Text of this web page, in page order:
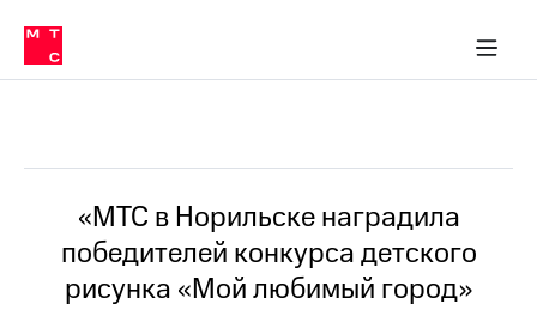
Медиа-центр
и акционерам
Устойчивое развитие
Комплаенс и деловая этика
компании
Карьера
История
компании
Руководство
в МТС
Пресс-
релизы
МТС
о технологиях
«МТС в Норильске наградила
победителей конкурса детского
рисунка «Мой любимый город»